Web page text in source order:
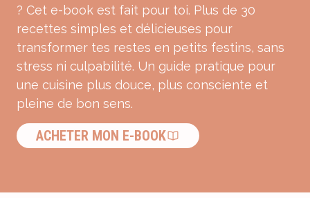
? Cet e-book est fait pour toi. Plus de 30
recettes simples et délicieuses pour
transformer tes restes en petits festins, sans
stress ni culpabilité. Un guide pratique pour
une cuisine plus douce, plus consciente et
pleine de bon sens.
ACHETER MON E-BOOK